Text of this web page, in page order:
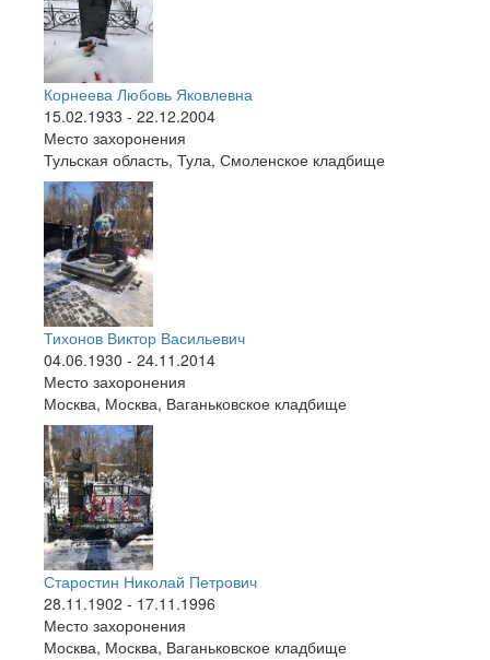
Корнеева Любовь Яковлевна
15.02.1933 - 22.12.2004
Место захоронения
Тульская область, Тула, Смоленское кладбище
Тихонов Виктор Васильевич
04.06.1930 - 24.11.2014
Место захоронения
Москва, Москва, Ваганьковское кладбище
Старостин Николай Петрович
28.11.1902 - 17.11.1996
Место захоронения
Москва, Москва, Ваганьковское кладбище